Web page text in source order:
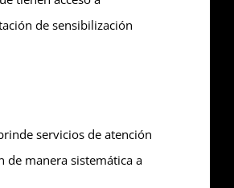
de sensibilización
servicios de atención
de manera sistemática a